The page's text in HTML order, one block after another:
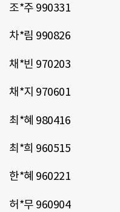
조*주 990331
차*림 990826
채*빈 970203
채*지 970601
최*혜 980416
최*희 960515
한*혜 960221
허*무 960904